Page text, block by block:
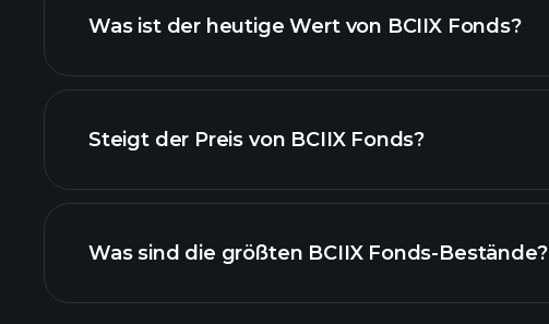
Was ist der heutige Wert von BCIIX Fonds?
Steigt der Preis von BCIIX Fonds?
BCIIX Fonds-Chart
Was sind die größten BCIIX Fonds-Bestände?